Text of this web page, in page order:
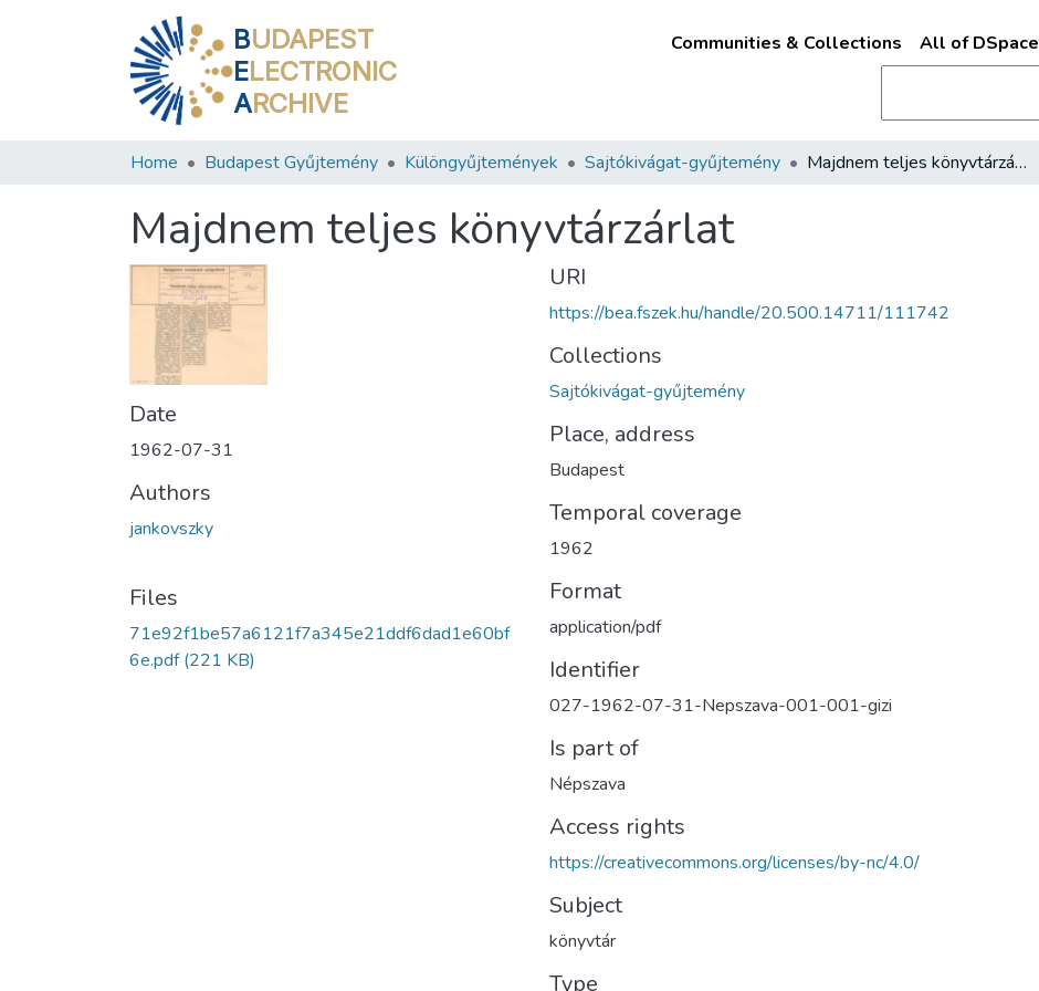
BUDAPEST
ELECTRONIC
ARCHIVE
Communities & Collections All of DSpace
Home Budapest Gyűjtemény Különgyűjtemények Sajtókivágat-gyűjtemény Majdnem teljes könyvtárzárlat
Majdnem teljes könyvtárzárlat
Date
1962-07-31
Authors
jankovszky
Files
71e92f1be57a6121f7a345e21ddf6dad1e60bf
6e.pdf(221 KB)
URI
https://bea.fszek.hu/handle/20.500.14711/111742
Collections
Sajtókivágat-gyűjtemény
Place, address
Budapest
Temporal coverage
1962
Format
application/pdf
Identifier
027-1962-07-31-Nepszava-001-001-gizi
Is part of
Népszava
Access rights
https://creativecommons.org/licenses/by-nc/4.0/
Subject
könyvtár
Type